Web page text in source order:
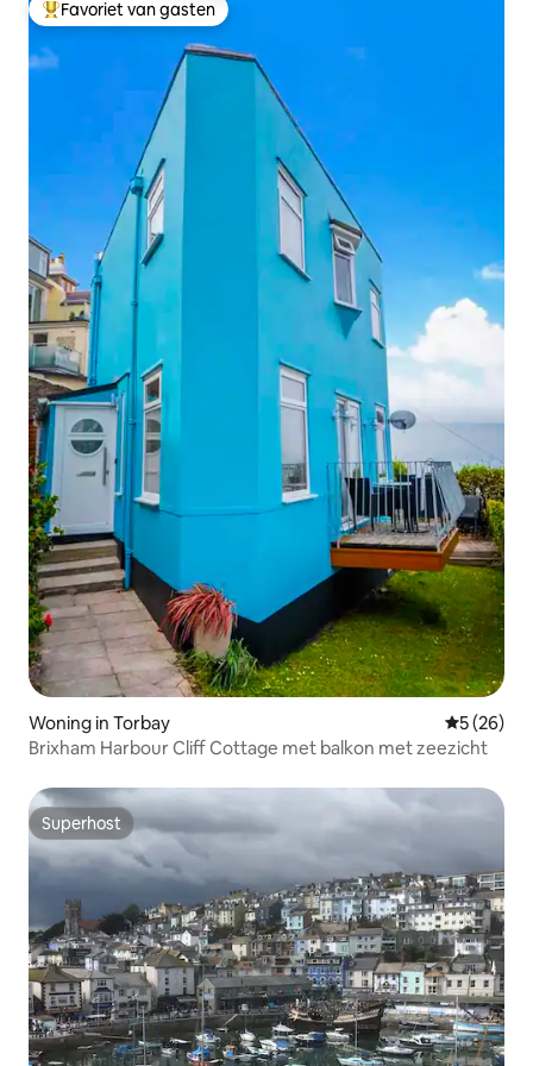
Topfavoriet van gasten
Favoriet van gasten
Woning in Torbay
5 (26)
Brixham Harbour Cliff Cottage met balkon met zeezicht
Superhost
Superhost